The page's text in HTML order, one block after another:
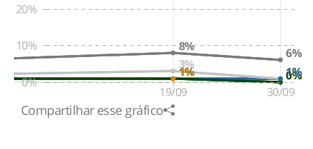
0%
10%
20%
19/09 30/09
1%
1%
3%
1% 0%
1% 1%
1%
6%
8%
Compartilhar esse gráfico